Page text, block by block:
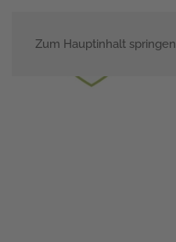
Zum Hauptinhalt springen